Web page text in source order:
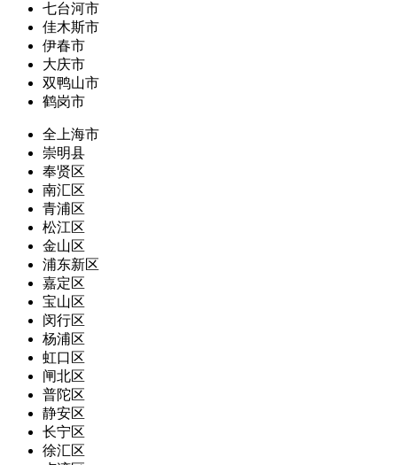
七台河市
佳木斯市
伊春市
大庆市
双鸭山市
鹤岗市
全上海市
崇明县
奉贤区
南汇区
青浦区
松江区
金山区
浦东新区
嘉定区
宝山区
闵行区
杨浦区
虹口区
闸北区
普陀区
静安区
长宁区
徐汇区